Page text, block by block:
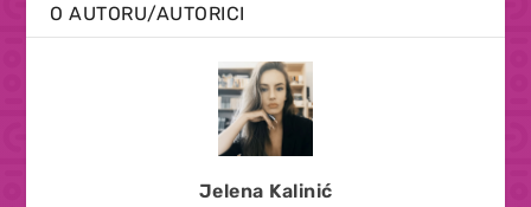
O AUTORU/AUTORICI
Jelena Kalinić